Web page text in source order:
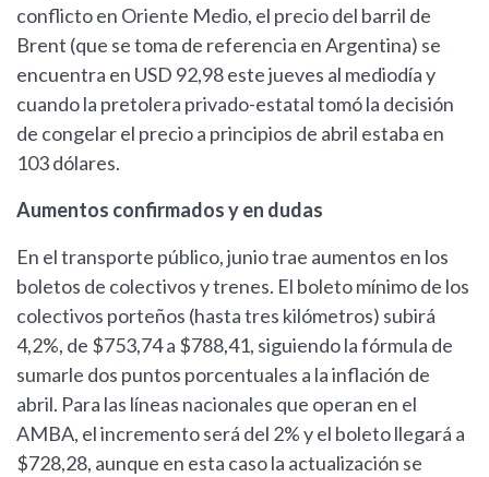
conflicto en Oriente Medio, el precio del barril de
Brent (que se toma de referencia en Argentina) se
encuentra en USD 92,98 este jueves al mediodía y
cuando la pretolera privado-estatal tomó la decisión
de congelar el precio a principios de abril estaba en
103 dólares.
Aumentos confirmados y en dudas
En el transporte público, junio trae aumentos en los
boletos de colectivos y trenes. El boleto mínimo de los
colectivos porteños (hasta tres kilómetros) subirá
4,2%, de $753,74 a $788,41, siguiendo la fórmula de
sumarle dos puntos porcentuales a la inflación de
abril. Para las líneas nacionales que operan en el
AMBA, el incremento será del 2% y el boleto llegará a
$728,28, aunque en esta caso la actualización se